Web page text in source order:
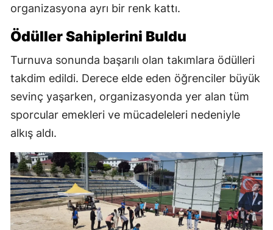
organizasyona ayrı bir renk kattı.
Ödüller Sahiplerini Buldu
Turnuva sonunda başarılı olan takımlara ödülleri
takdim edildi. Derece elde eden öğrenciler büyük
sevinç yaşarken, organizasyonda yer alan tüm
sporcular emekleri ve mücadeleleri nedeniyle
alkış aldı.